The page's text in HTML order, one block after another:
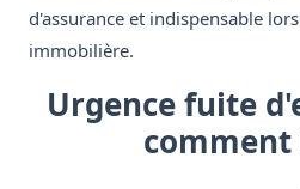
d'assurance et indispensable
immobilière.
Urgence fuite